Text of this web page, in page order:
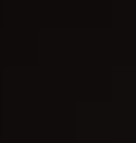
депозита, но не более 25 тыс.
и квизах (викотринах), вы
примеру, выиграть фриспины или
разыгрываемого миллиона,